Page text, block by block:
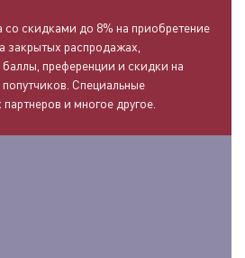
со скидками до 8% на приобретение
закрытых распродажах,
преференции и скидки на
Специальные
и многое другое.